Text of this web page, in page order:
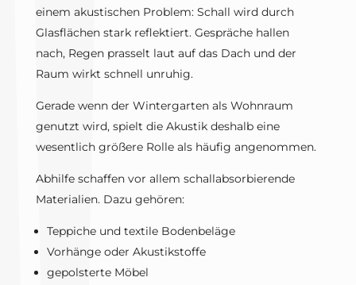
einem akustischen Problem: Schall wird durch
Glasflächen stark reflektiert. Gespräche hallen
nach, Regen prasselt laut auf das Dach und der
Raum wirkt schnell unruhig.
Gerade wenn der Wintergarten als Wohnraum
genutzt wird, spielt die Akustik deshalb eine
wesentlich größere Rolle als häufig angenommen.
Abhilfe schaffen vor allem schallabsorbierende
Materialien. Dazu gehören:
Teppiche und textile Bodenbeläge
Vorhänge oder Akustikstoffe
gepolsterte Möbel